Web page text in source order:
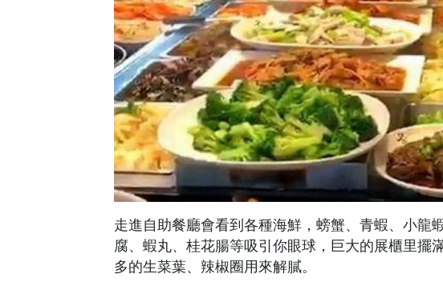
走進自助餐廳會看到各種海鮮，螃蟹、青蝦、小龍
腐、蝦丸、桂花腸等吸引你眼球，巨大的展櫃里擺
多的生菜葉、辣椒圈用來解膩。